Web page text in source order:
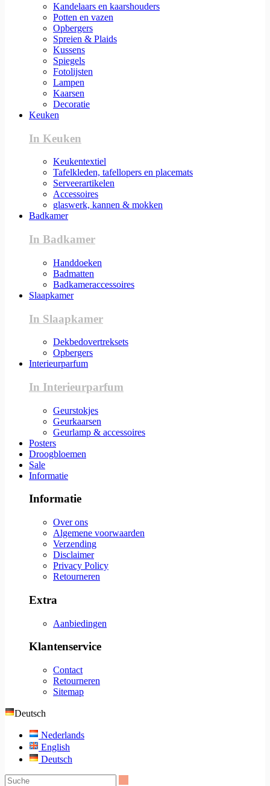
Kandelaars en kaarshouders
Potten en vazen
Opbergers
Spreien & Plaids
Kussens
Spiegels
Fotolijsten
Lampen
Kaarsen
Decoratie
Keuken
In Keuken
Keukentextiel
Tafelkleden, tafellopers en placemats
Serveerartikelen
Accessoires
glaswerk, kannen & mokken
Badkamer
In Badkamer
Handdoeken
Badmatten
Badkameraccessoires
Slaapkamer
In Slaapkamer
Dekbedovertreksets
Opbergers
Interieurparfum
In Interieurparfum
Geurstokjes
Geurkaarsen
Geurlamp & accessoires
Posters
Droogbloemen
Sale
Informatie
Informatie
Over ons
Algemene voorwaarden
Verzending
Disclaimer
Privacy Policy
Retourneren
Extra
Aanbiedingen
Klantenservice
Contact
Retourneren
Sitemap
Deutsch
Nederlands
English
Deutsch